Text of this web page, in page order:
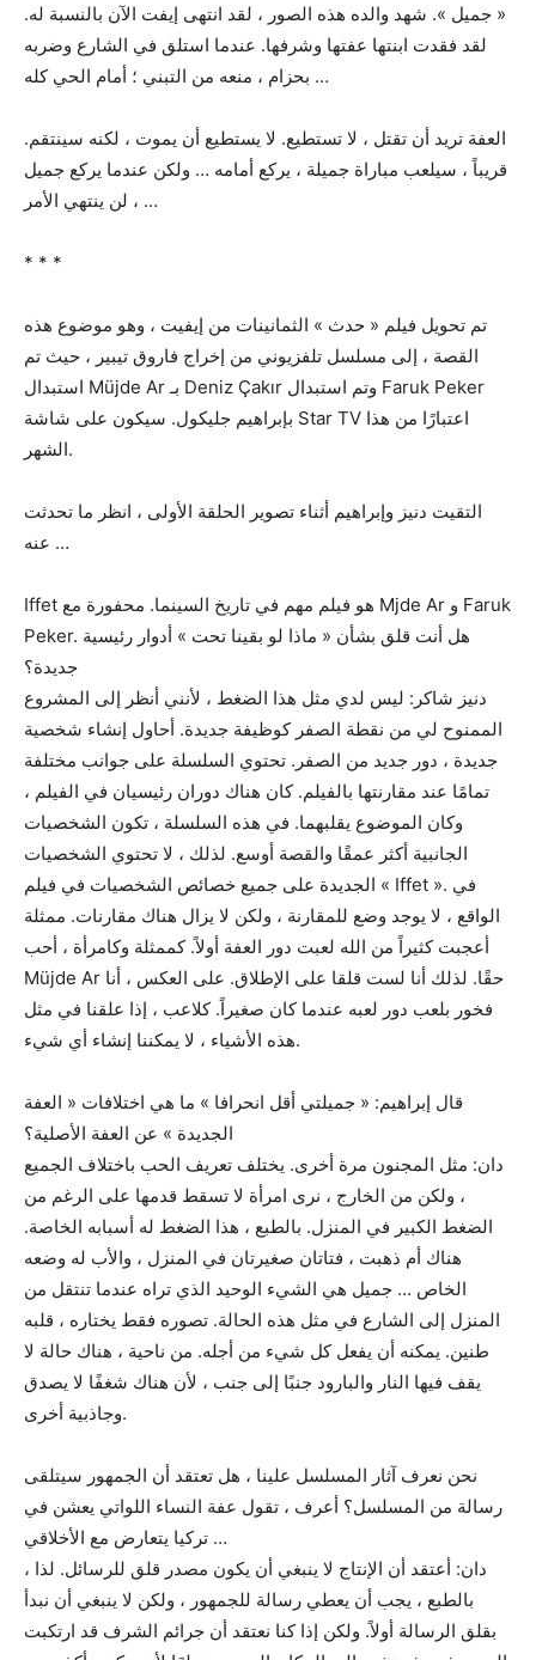
« جميل ». شهد والده هذه الصور ، لقد انتهى إيفت الآن بالنسبة له.
لقد فقدت ابنتها عفتها وشرفها. عندما استلق في الشارع وضربه
بحزام ، منعه من التبني ؛ أمام الحي كله …
العفة تريد أن تقتل ، لا تستطيع. لا يستطيع أن يموت ، لكنه سينتقم.
قريباً ، سيلعب مباراة جميلة ، يركع أمامه … ولكن عندما يركع جميل
، لن ينتهي الأمر …
* * *
تم تحويل فيلم « حدث » الثمانينات من إيفيت ، وهو موضوع هذه
القصة ، إلى مسلسل تلفزيوني من إخراج فاروق تيبير ، حيث تم
استبدال Müjde Ar بـ Deniz Çakır وتم استبدال Faruk Peker
بإبراهيم جليكول. سيكون على شاشة Star TV اعتبارًا من هذا
الشهر.
التقيت دنيز وإبراهيم أثناء تصوير الحلقة الأولى ، انظر ما تحدثت
عنه …
Iffet هو فيلم مهم في تاريخ السينما. محفورة مع Mjde Ar و Faruk
Peker. هل أنت قلق بشأن « ماذا لو بقينا تحت » أدوار رئيسية
جديدة؟
دنيز شاكر: ليس لدي مثل هذا الضغط ، لأنني أنظر إلى المشروع
الممنوح لي من نقطة الصفر كوظيفة جديدة. أحاول إنشاء شخصية
جديدة ، دور جديد من الصفر. تحتوي السلسلة على جوانب مختلفة
تمامًا عند مقارنتها بالفيلم. كان هناك دوران رئيسيان في الفيلم ،
وكان الموضوع يقلبهما. في هذه السلسلة ، تكون الشخصيات
الجانبية أكثر عمقًا والقصة أوسع. لذلك ، لا تحتوي الشخصيات
الجديدة على جميع خصائص الشخصيات في فيلم « Iffet ». في
الواقع ، لا يوجد وضع للمقارنة ، ولكن لا يزال هناك مقارنات. ممثلة
أعجبت كثيراً من الله لعبت دور العفة أولاً. كممثلة وكامرأة ، أحب
Müjde Ar حقًا. لذلك أنا لست قلقا على الإطلاق. على العكس ، أنا
فخور بلعب دور لعبه عندما كان صغيراً. كلاعب ، إذا علقنا في مثل
هذه الأشياء ، لا يمكننا إنشاء أي شيء.
قال إبراهيم: « جميلتي أقل انحرافا » ما هي اختلافات « العفة
الجديدة » عن العفة الأصلية؟
دان: مثل المجنون مرة أخرى. يختلف تعريف الحب باختلاف الجميع
، ولكن من الخارج ، نرى امرأة لا تسقط قدمها على الرغم من
الضغط الكبير في المنزل. بالطبع ، هذا الضغط له أسبابه الخاصة.
هناك أم ذهبت ، فتاتان صغيرتان في المنزل ، والأب له وضعه
الخاص … جميل هي الشيء الوحيد الذي تراه عندما تنتقل من
المنزل إلى الشارع في مثل هذه الحالة. تصوره فقط يختاره ، قلبه
طنين. يمكنه أن يفعل كل شيء من أجله. من ناحية ، هناك حالة لا
يقف فيها النار والبارود جنبًا إلى جنب ، لأن هناك شغفًا لا يصدق
وجاذبية أخرى.
نحن نعرف آثار المسلسل علينا ، هل تعتقد أن الجمهور سيتلقى
رسالة من المسلسل؟ أعرف ، تقول عفة النساء اللواتي يعشن في
تركيا يتعارض مع الأخلاقي …
دان: أعتقد أن الإنتاج لا ينبغي أن يكون مصدر قلق للرسائل. لذا ،
بالطبع ، يجب أن يعطي رسالة للجمهور ، ولكن لا ينبغي أن نبدأ
بقلق الرسالة أولاً. ولكن إذا كنا نعتقد أن جرائم الشرف قد ارتكبت